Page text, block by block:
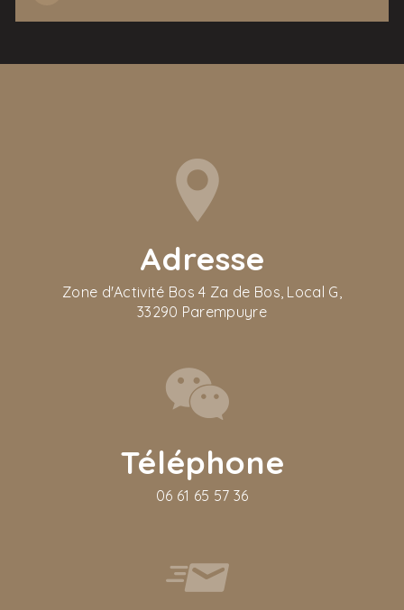
Adresse
Zone d'Activité Bos 4 Za de Bos, Local G,
33290 Parempuyre
Téléphone
06 61 65 57 36